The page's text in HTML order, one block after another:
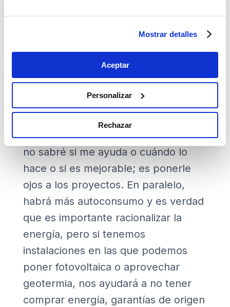
Mostrar detalles
Aceptar
Personalizar
Rechazar
Hoy por hoy, las reglas de oro son
racionalizar la energía, es decir, ser
eficiente y esto es lo que debiéramos
hacer todos y siempre de la mano de
la sensorización y digitalización,
porque si invierto en un proyecto y
no lo sensorizo, al cabo del tiempo
no sabré si me ayuda o cuándo lo
hace o si es mejorable; es ponerle
ojos a los proyectos. En paralelo,
habrá más autoconsumo y es verdad
que es importante racionalizar la
energía, pero si tenemos
instalaciones en las que podemos
poner fotovoltaica o aprovechar
geotermia, nos ayudará a no tener
comprar energía, garantías de origen